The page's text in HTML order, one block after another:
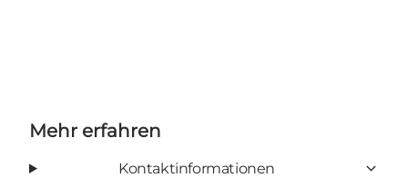
Mehr erfahren
Kontaktinformationen